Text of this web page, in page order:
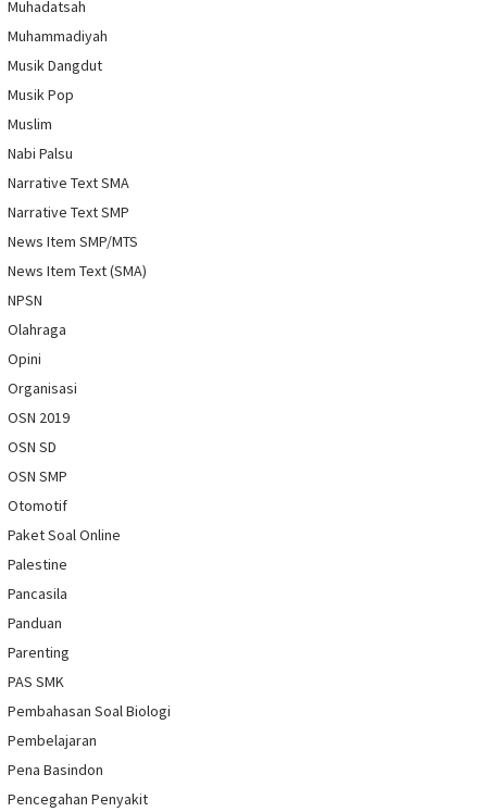
Muhadatsah
Muhammadiyah
Musik Dangdut
Musik Pop
Muslim
Nabi Palsu
Narrative Text SMA
Narrative Text SMP
News Item SMP/MTS
News Item Text (SMA)
NPSN
Olahraga
Opini
Organisasi
OSN 2019
OSN SD
OSN SMP
Otomotif
Paket Soal Online
Palestine
Pancasila
Panduan
Parenting
PAS SMK
Pembahasan Soal Biologi
Pembelajaran
Pena Basindon
Pencegahan Penyakit